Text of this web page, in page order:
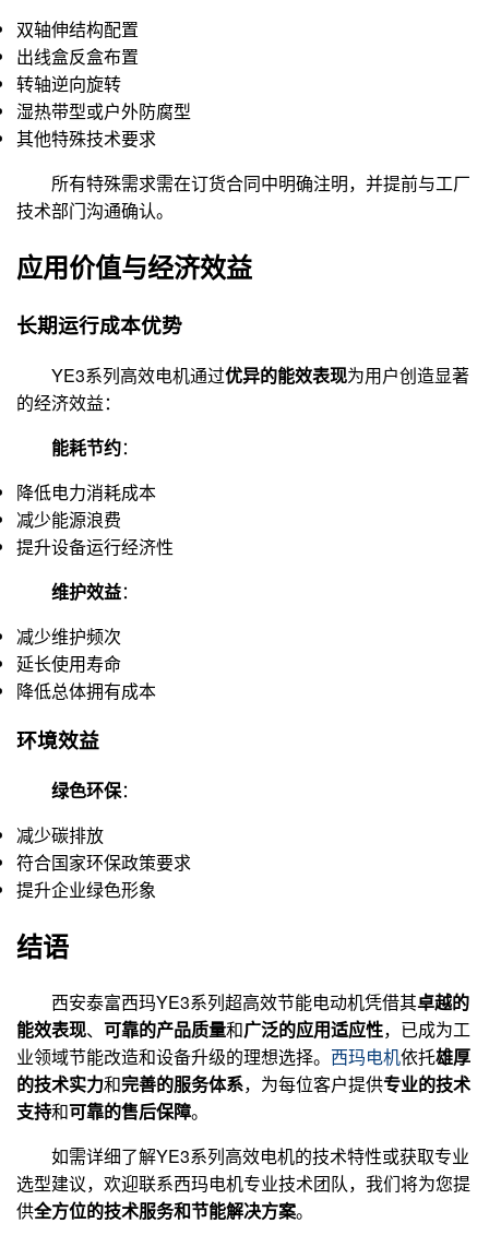
双轴伸结构配置
出线盒反盒布置
转轴逆向旋转
湿热带型或户外防腐型
其他特殊技术要求
所有特殊需求需在订货合同中明确注明，并提前与工厂
技术部门沟通确认。
应用价值与经济效益
长期运行成本优势
YE3系列高效电机通过优异的能效表现为用户创造显著
的经济效益：
能耗节约：
降低电力消耗成本
减少能源浪费
提升设备运行经济性
维护效益：
减少维护频次
延长使用寿命
降低总体拥有成本
环境效益
绿色环保：
减少碳排放
符合国家环保政策要求
提升企业绿色形象
结语
西安泰富西玛YE3系列超高效节能电动机凭借其卓越的
能效表现、 可靠的产品质量和广泛的应用适应性，已成为工
业领域节能改造和设备升级的理想选择。 西玛电机依托雄厚
的技术实力和完善的服务体系，为每位客户提供专业的技术
支持和可靠的售后保障。
如需详细了解YE3系列高效电机的技术特性或获取专业
选型建议，欢迎联系西玛电机专业技术团队，我们将为您提
供全方位的技术服务和节能解决方案。